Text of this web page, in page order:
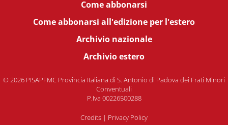
Come abbonarsi
Come abbonarsi all'edizione per l'estero
Archivio nazionale
Archivio estero
© 2026 PISAPFMC Provincia Italiana di S. Antonio di Padova dei Frati Minori
Conventuali
P.Iva 00226500288
Credits | Privacy Policy